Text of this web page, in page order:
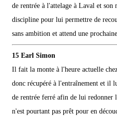
de rentrée à l'attelage à Laval et son
discipline pour lui permettre de
sans ambition et attend une
15 Earl Simon
Il fait la monte à l'heure actuelle
donc récupéré à l'entraînement et il
de rentrée ferré afin de lui
n'est pourtant pas prêt pour en